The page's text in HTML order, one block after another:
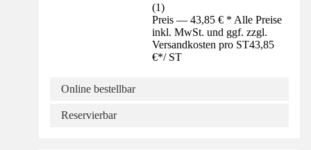
(1)
Preis — 43,85 € * Alle Preise
inkl. MwSt. und ggf. zzgl.
Versandkosten pro ST43,85
€*/ ST
Online bestellbar
Reservierbar